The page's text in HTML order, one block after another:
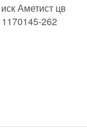
Аметист цв
262